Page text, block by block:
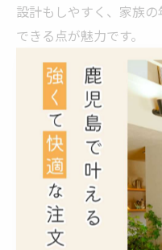
設計もしやすく、家族
できる点が魅力です。
実際の事例としては、
その周囲に個室や水回
中庭を囲むことで明る
りが多く見られます。
た平屋デザイン住宅は
トとなります。
外観デザインが暮らし